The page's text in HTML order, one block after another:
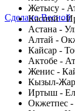
Жетысу -
Каспий -
Астана -
Алтай -
Кайсар -
Актобе -
Женис -
Кызыл-
Иртыш -
Окжетпес -
Сделано Весной